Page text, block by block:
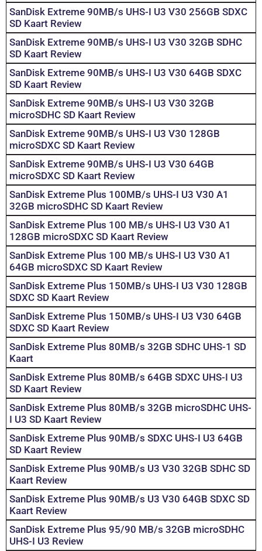
SanDisk Extreme 90MB/s UHS-I U3 V30 256GB SDXC
SD Kaart Review
SanDisk Extreme 90MB/s UHS-I U3 V30 32GB SDHC
SD Kaart Review
SanDisk Extreme 90MB/s UHS-I U3 V30 64GB SDXC
SD Kaart Review
SanDisk Extreme 90MB/s UHS-I U3 V30 32GB
microSDHC SD Kaart Review
SanDisk Extreme 90MB/s UHS-I U3 V30 128GB
microSDXC SD Kaart Review
SanDisk Extreme 90MB/s UHS-I U3 V30 64GB
microSDXC SD Kaart Review
SanDisk Extreme Plus 100MB/s UHS-I U3 V30 A1
32GB microSDHC SD Kaart Review
SanDisk Extreme Plus 100 MB/s UHS-I U3 V30 A1
128GB microSDXC SD Kaart Review
SanDisk Extreme Plus 100 MB/s UHS-I U3 V30 A1
64GB microSDXC SD Kaart Review
SanDisk Extreme Plus 150MB/s UHS-I U3 V30 128GB
SDXC SD Kaart Review
SanDisk Extreme Plus 150MB/s UHS-I U3 V30 64GB
SDXC SD Kaart Review
SanDisk Extreme Plus 80MB/s 32GB SDHC UHS-1 SD
Kaart
SanDisk Extreme Plus 80MB/s 64GB SDXC UHS-I U3
SD Kaart Review
SanDisk Extreme Plus 80MB/s 32GB microSDHC UHS-
I U3 SD Kaart Review
SanDisk Extreme Plus 90MB/s SDXC UHS-I U3 64GB
SD Kaart Review
SanDisk Extreme Plus 90MB/s U3 V30 32GB SDHC SD
Kaart Review
SanDisk Extreme Plus 90MB/s U3 V30 64GB SDXC SD
Kaart Review
SanDisk Extreme Plus 95/90 MB/s 32GB microSDHC
UHS-I U3 Review